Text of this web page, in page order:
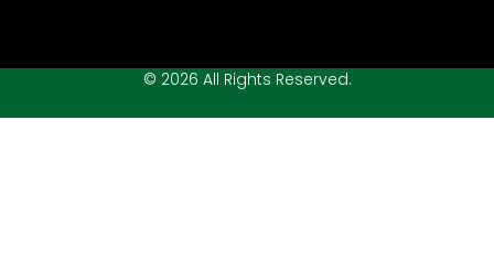
© 2026 All Rights Reserved.